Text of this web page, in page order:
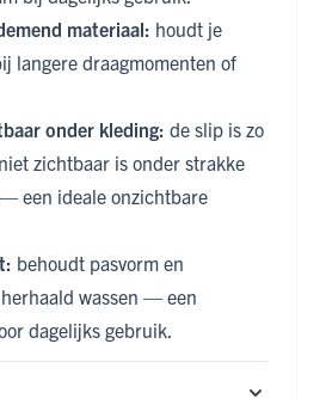
materiaal: houdt je
langere draagmomenten of
onder kleding: de slip is zo
zichtbaar is onder strakke
een ideale onzichtbare
behoudt pasvorm en
wassen — een
dagelijks gebruik.